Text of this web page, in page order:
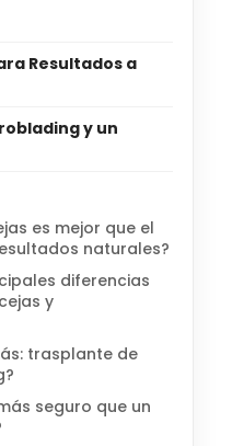
Resultados a
y un
es mejor que el
naturales?
diferencias
y
trasplante de
seguro que un